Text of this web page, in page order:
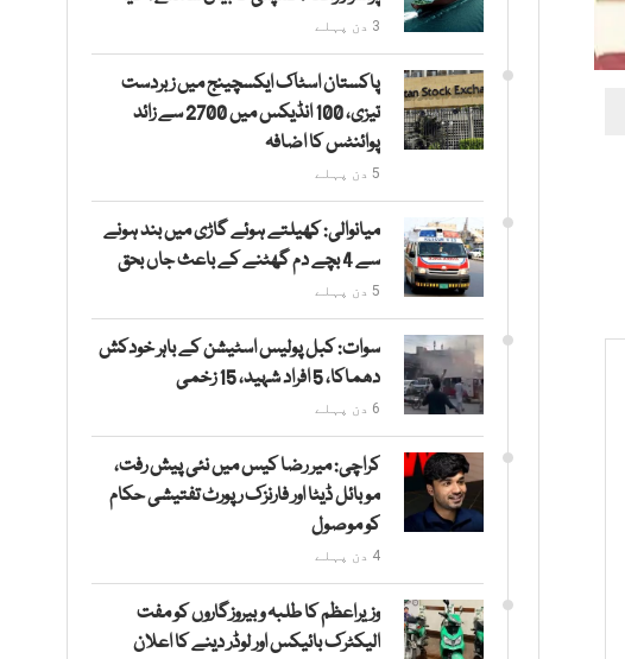
3 دن پہلے
پاکستان اسٹاک ایکسچینج میں زبردست
تیزی، 100 انڈیکس میں 2700 سے زائد
پوائنٹس کا اضافہ
5 دن پہلے
میانوالی: کھیلتے ہوئے گاڑی میں بند ہونے
سے 4 بچے دم گھٹنے کے باعث جاں بحق
5 دن پہلے
سوات: کبل پولیس اسٹیشن کے باہر خودکش
دھماکا، 5 افراد شہید، 15 زخمی
6 دن پہلے
کراچی: میر رضا کیس میں نئی پیش رفت،
موبائل ڈیٹا اور فارنزک رپورٹ تفتیشی حکام
کو موصول
4 دن پہلے
وزیراعظم کا طلبہ و بیروزگاروں کو مفت
الیکٹرک بائیکس اور لوڈر دینے کا اعلان